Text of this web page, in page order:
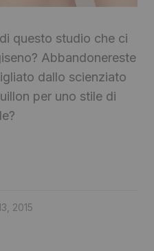
questo studio che ci
Abbandonereste
dallo scienziato
per uno stile di
2015